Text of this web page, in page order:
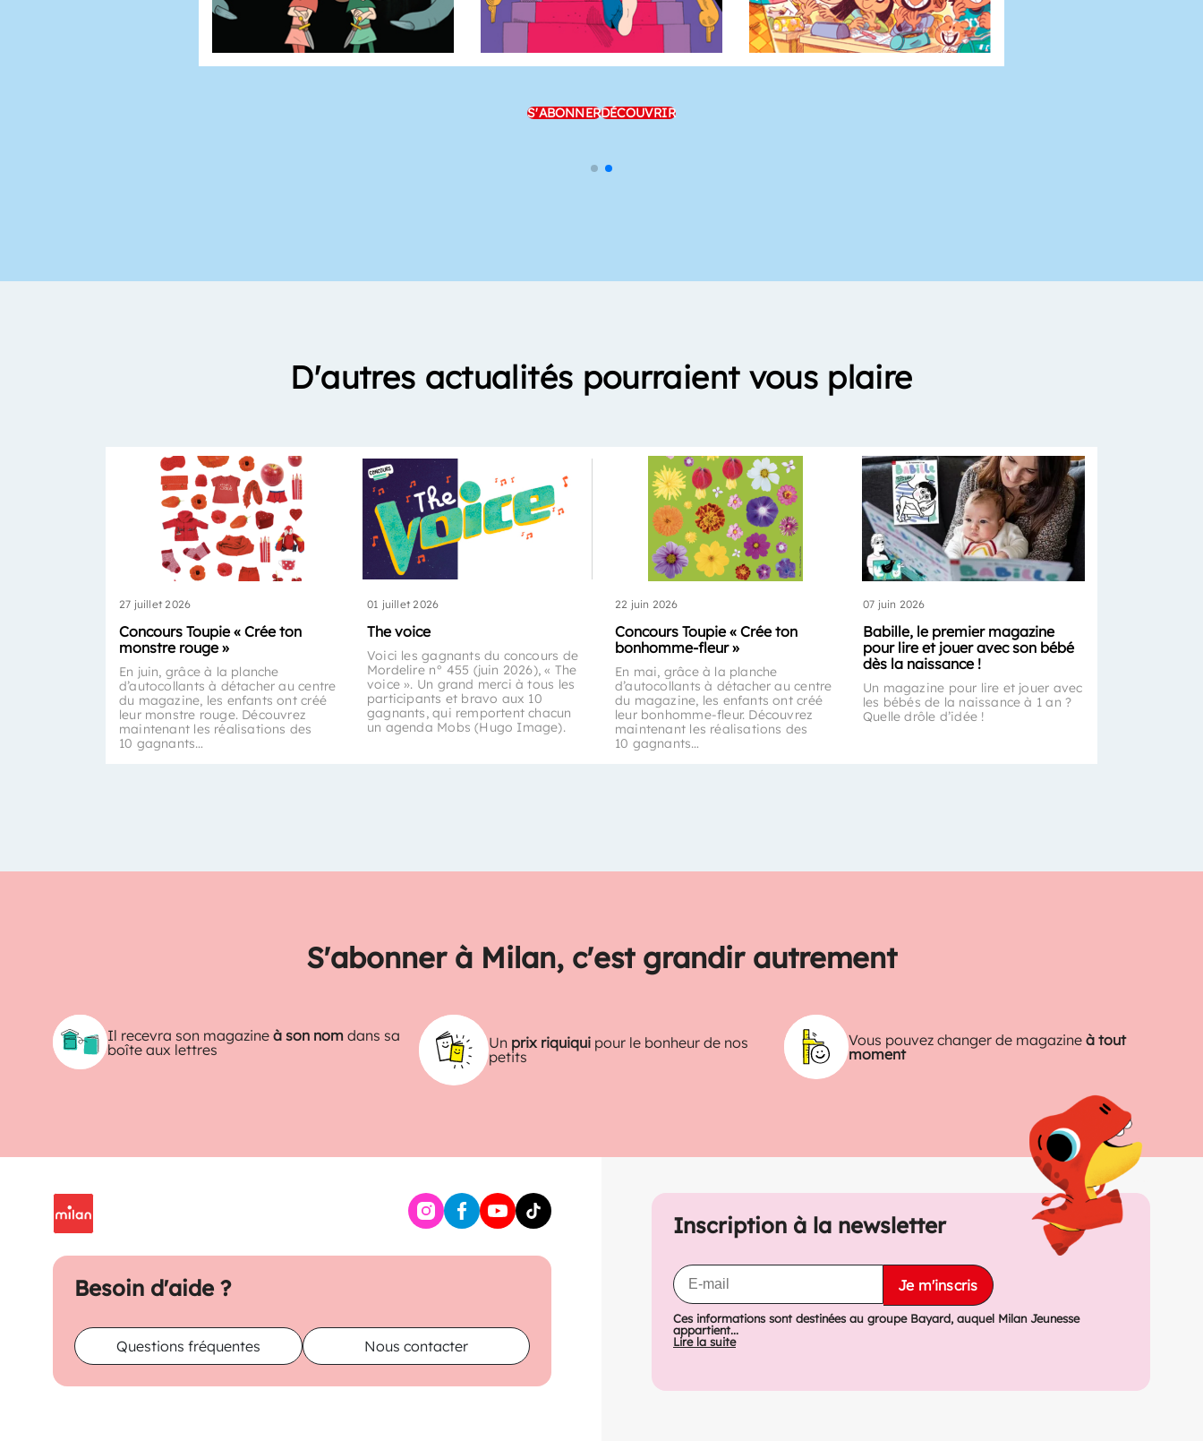
S'ABONNERDÉCOUVRIR
D'autres actualités pourraient vous plaire
27 juillet 2026
Concours Toupie « Crée ton
monstre rouge »
En juin, grâce à la planche
d’autocollants à détacher au centre
du magazine, les enfants ont créé
leur monstre rouge. Découvrez
maintenant les réalisations des
10 gagnants…
01 juillet 2026
The voice
Voici les gagnants du concours de
Mordelire n° 455 (juin 2026), « The
voice ». Un grand merci à tous les
participants et bravo aux 10
gagnants, qui remportent chacun
un agenda Mobs (Hugo Image).
22 juin 2026
Concours Toupie « Crée ton
bonhomme-fleur »
En mai, grâce à la planche
d’autocollants à détacher au centre
du magazine, les enfants ont créé
leur bonhomme-fleur. Découvrez
maintenant les réalisations des
10 gagnants…
07 juin 2026
Babille, le premier magazine
pour lire et jouer avec son bébé
dès la naissance !
Un magazine pour lire et jouer avec
les bébés de la naissance à 1 an ?
Quelle drôle d’idée !
S'abonner à Milan, c'est grandir autrement
Il recevra son magazineà son nom dans sa
boîte aux lettres
Un prix riquiqui pour le bonheur de nos
petits
Vous pouvez changer de magazine à tout
moment
Besoin d'aide ?
Questions fréquentes Nous contacter
Inscription à la newsletter
Je m'inscris
Ces informations sont destinées au groupe Bayard, auquel Milan Jeunesse
appartient...
Lire la suite